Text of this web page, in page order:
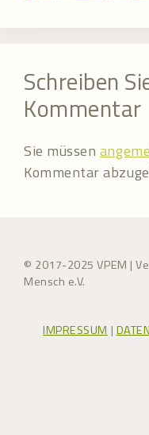
Schreiben
Kommentar
Sie müssen
Kommentar
© 2017-2025 VPEM |
Mensch e.V.
IMPRESSUM |